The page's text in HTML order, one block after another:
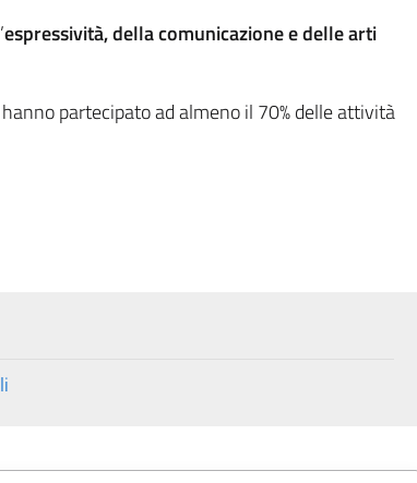
espressività, della comunicazione e delle arti
partecipato ad almeno il 70% delle attività